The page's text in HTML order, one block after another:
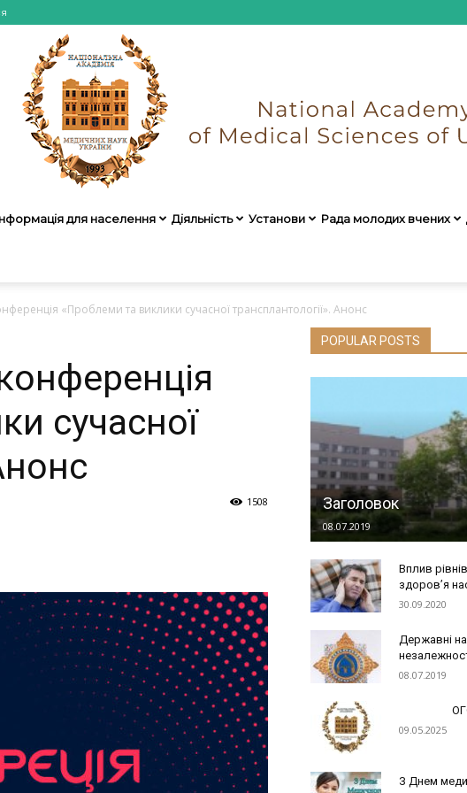
України
для населення Діяльність Установи Рада молодих вчених
«Проблеми та виклики сучасної трансплантології». Анонс
сучасної
1508
POPULAR POSTS
Заголовок
08.07.2019
Вплив
здоров’я
30.09.2020
Державні
08.07.2019
09.05.2025
З Днем